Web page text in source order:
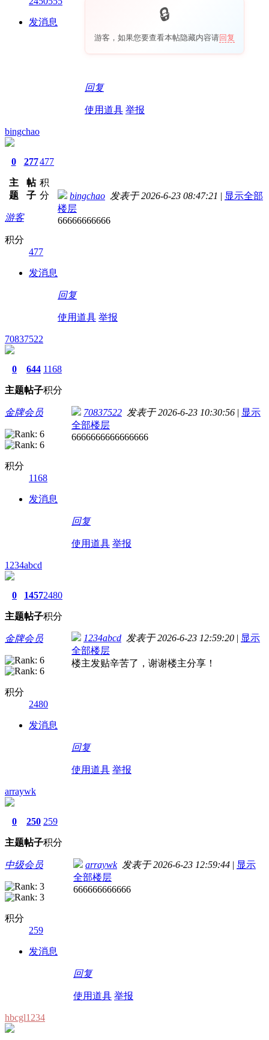
发消息
游客，如果您要查看本帖隐藏内容请回复
回复
使用道具 举报
bingchao
0
主
题
277
帖
子
477
积
分
游客
积分
477
发消息
bingchao 发表于 2026-6-23 08:47:21 | 显示全部
楼层
66666666666
回复
使用道具 举报
70837522
0
主题
644
帖子
1168
积分
金牌会员
积分
1168
发消息
70837522 发表于 2026-6-23 10:30:56 | 显示
全部楼层
6666666666666666
回复
使用道具 举报
1234abcd
0
主题
1457
帖子
2480
积分
金牌会员
积分
2480
发消息
1234abcd 发表于 2026-6-23 12:59:20 | 显示
全部楼层
楼主发贴辛苦了，谢谢楼主分享！
回复
使用道具 举报
arraywk
0
主题
250
帖子
259
积分
中级会员
积分
259
发消息
arraywk发表于 2026-6-23 12:59:44 | 显示
全部楼层
666666666666
回复
使用道具 举报
hbcgl1234